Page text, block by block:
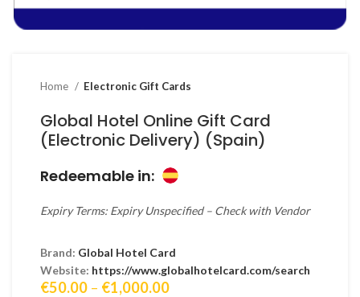
Home Electronic Gift Cards
Global Hotel Online Gift Card
(Electronic Delivery) (Spain)
Redeemable in:
Expiry Terms: Expiry Unspecified – Check with Vendor
Brand: Global Hotel Card
Website: https://www.globalhotelcard.com/search
€50.00 – €1,000.00Price